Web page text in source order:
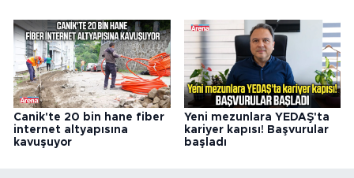
Canik'te 20 bin hane fiber
internet altyapısına
kavuşuyor
Yeni mezunlara YEDAŞ'ta
kariyer kapısı! Başvurular
başladı